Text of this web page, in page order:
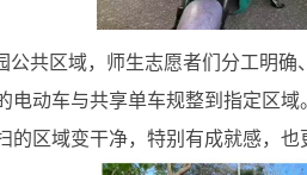
公共区域， 师生志愿者们分工明确
电动车与共享单车规整到指定区
的区域变干净，特别有成就感，